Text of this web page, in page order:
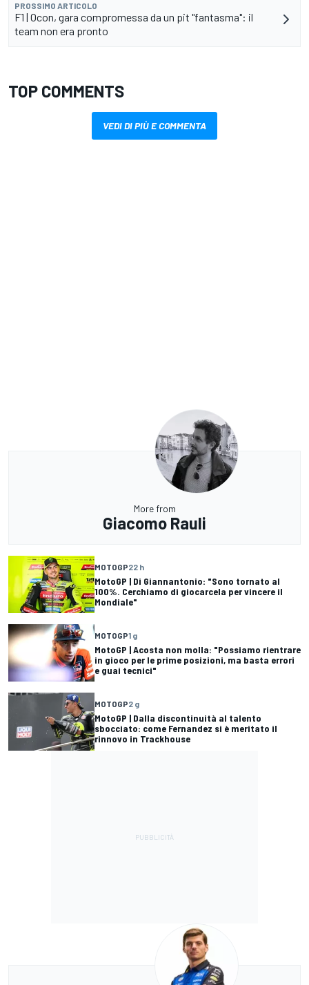
PROSSIMO ARTICOLO
F1 | Ocon, gara compromessa da un pit "fantasma": il
team non era pronto
TOP COMMENTS
VEDI DI PIÙ E COMMENTA
More from
Giacomo Rauli
MOTOGP22 h
MotoGP | Di Giannantonio: "Sono tornato al
100%. Cerchiamo di giocarcela per vincere il
Mondiale"
MOTOGP1 g
MotoGP | Acosta non molla: "Possiamo rientrare
in gioco per le prime posizioni, ma basta errori
e guai tecnici"
MOTOGP2 g
MotoGP | Dalla discontinuità al talento
sbocciato: come Fernandez si è meritato il
rinnovo in Trackhouse